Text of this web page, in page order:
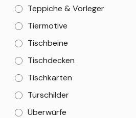
Teppiche & Vorleger
Tiermotive
Tischbeine
Tischdecken
Tischkarten
Türschilder
Überwürfe